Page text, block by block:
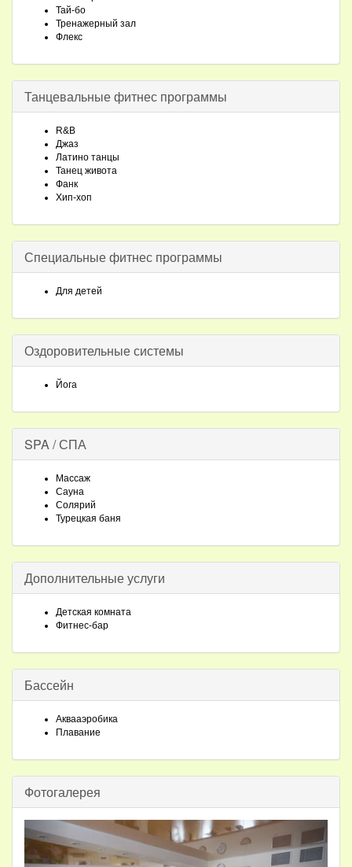
Тай-бо
Тренажерный зал
Флекс
Танцевальные фитнес программы
R&B
Джаз
Латино танцы
Танец живота
Фанк
Хип-хоп
Специальные фитнес программы
Для детей
Оздоровительные системы
Йога
SPA / СПА
Массаж
Сауна
Солярий
Турецкая баня
Дополнительные услуги
Детская комната
Фитнес-бар
Бассейн
Аквааэробика
Плавание
Фотогалерея